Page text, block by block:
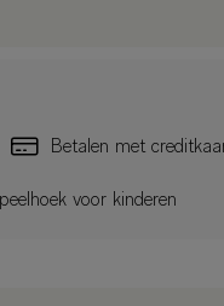
Betalen met
voor kinderen